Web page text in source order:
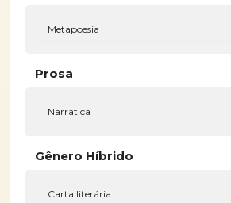
Metapoesia
Prosa
Narratica
Gênero Híbrido
Carta literária